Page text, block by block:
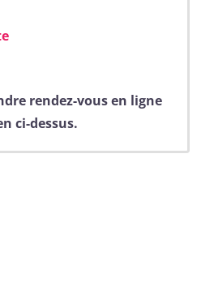
rendez-vous en ligne
ci-dessus.